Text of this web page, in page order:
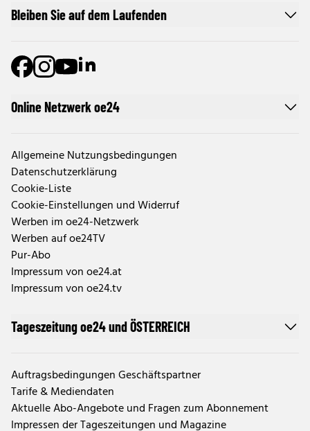
Online Netzwerk oe24
Allgemeine Nutzungsbedingungen
Datenschutzerklärung
Cookie-Liste
Cookie-Einstellungen und Widerruf
Werben im oe24-Netzwerk
Werben auf oe24TV
Pur-Abo
Impressum von oe24.at
Impressum von oe24.tv
Tageszeitung oe24 und ÖSTERREICH
Auftragsbedingungen Geschäftspartner
Tarife & Mediendaten
Aktuelle Abo-Angebote und Fragen zum Abonnement
Impressen der Tageszeitungen und Magazine
Bleiben Sie auf dem Laufenden